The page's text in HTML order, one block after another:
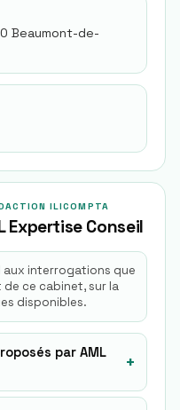
Beaumont-de-
ILICOMPTA
Expertise Conseil
interrogations que
ce cabinet, sur la
disponibles.
par AML
+